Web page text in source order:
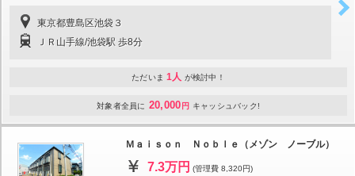
東京都豊島区池袋３
ＪＲ山手線/池袋駅 歩8分
ただいま 1人 が検討中！
対象者全員に 20,000 円 キャッシュバック!
Ｍａｉｓｏｎ Ｎｏｂｌｅ（メゾン ノーブル）
7.3万円 (管理費 8,320円)